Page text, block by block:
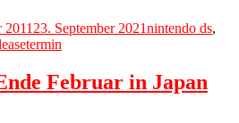
2011 23. September 2021nintendo ds,
Februar in Japan